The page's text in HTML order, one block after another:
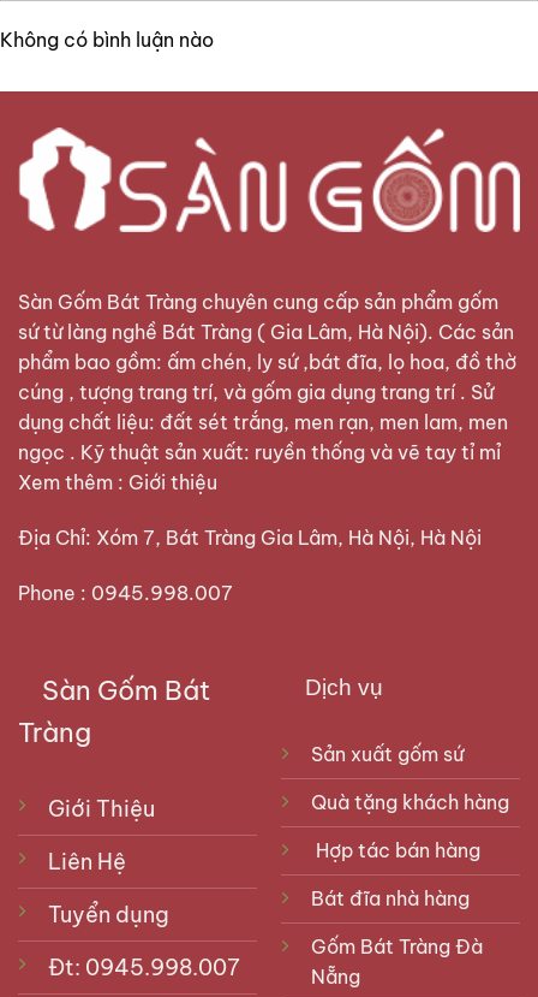
Không có bình luận nào
Sàn Gốm Bát Tràng chuyên cung cấp sản phẩm gốm
sứ từ làng nghề Bát Tràng ( Gia Lâm, Hà Nội). Các sản
phẩm bao gồm: ấm chén, ly sứ ,bát đĩa, lọ hoa, đồ thờ
cúng , tượng trang trí, và gốm gia dụng trang trí . Sử
dụng chất liệu: đất sét trắng, men rạn, men lam, men
ngọc . Kỹ thuật sản xuất: ruyền thống và vẽ tay tỉ mỉ
Xem thêm : Giới thiệu
Địa Chỉ: Xóm 7, Bát Tràng Gia Lâm, Hà Nội, Hà Nội
Phone : 0945.998.007
Sàn Gốm Bát
Tràng
Giới Thiệu
Liên Hệ
Tuyển dụng
Đt: 0945.998.007
Dịch vụ
Sản xuất gốm sứ
Quà tặng khách hàng
Hợp tác bán hàng
Bát đĩa nhà hàng
Gốm Bát Tràng Đà
Nẵng